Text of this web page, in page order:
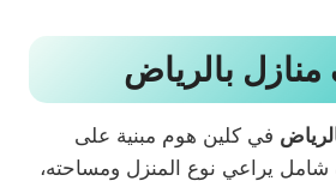
بالرياض
في كلين هوم مبنية على
يراعي نوع المنزل ومساحته،